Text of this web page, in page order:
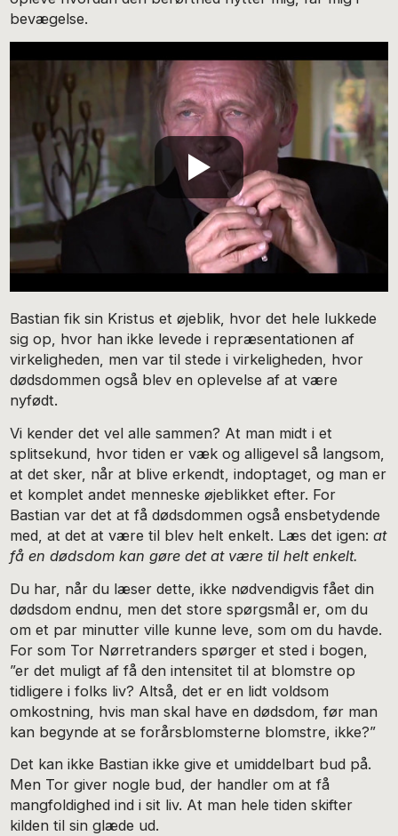
bevægelse.
Bastian fik sin Kristus et øjeblik, hvor det hele lukkede
sig op, hvor han ikke levede i repræsentationen af
virkeligheden, men var til stede i virkeligheden, hvor
dødsdommen også blev en oplevelse af at være
nyfødt.
Vi kender det vel alle sammen? At man midt i et
splitsekund, hvor tiden er væk og alligevel så langsom,
at det sker, når at blive erkendt, indoptaget, og man er
et komplet andet menneske øjeblikket efter. For
Bastian var det at få dødsdommen også ensbetydende
med, at det at være til blev helt enkelt. Læs det igen:at
få en dødsdom kan gøre det at være til helt enkelt.
Du har, når du læser dette, ikke nødvendigvis fået din
dødsdom endnu, men det store spørgsmål er, om du
om et par minutter ville kunne leve, som om du havde.
For som Tor Nørretranders spørger et sted i bogen,
”er det muligt af få den intensitet til at blomstre op
tidligere i folks liv? Altså, det er en lidt voldsom
omkostning, hvis man skal have en dødsdom, før man
kan begynde at se forårsblomsterne blomstre, ikke?”
Det kan ikke Bastian ikke give et umiddelbart bud på.
Men Tor giver nogle bud, der handler om at få
mangfoldighed ind i sit liv. At man hele tiden skifter
kilden til sin glæde ud.